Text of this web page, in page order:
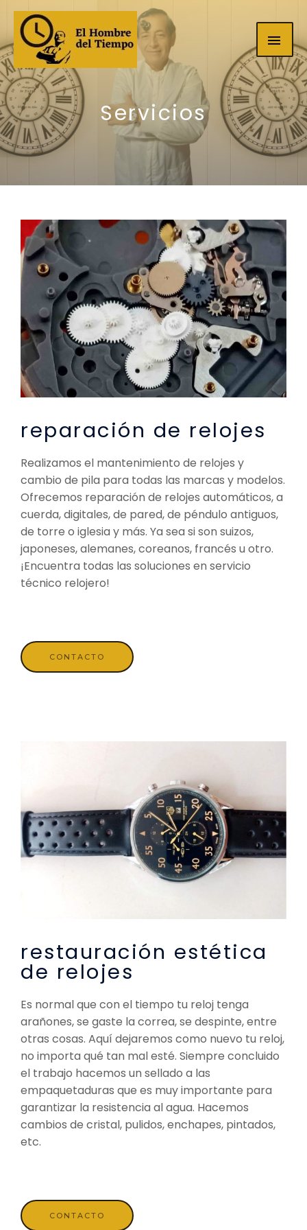
Servicios
reparación de relojes
Realizamos el mantenimiento de relojes y
cambio de pila para todas las marcas y modelos.
Ofrecemos reparación de relojes automáticos, a
cuerda, digitales, de pared, de péndulo antiguos,
de torre o iglesia y más. Ya sea si son suizos,
japoneses, alemanes, coreanos, francés u otro.
¡Encuentra todas las soluciones en servicio
técnico relojero!
CONTACTO
restauración estética
de relojes
Es normal que con el tiempo tu reloj tenga
arañones, se gaste la correa, se despinte, entre
otras cosas. Aquí dejaremos como nuevo tu reloj,
no importa qué tan mal esté. Siempre concluido
el trabajo hacemos un sellado a las
empaquetaduras que es muy importante para
garantizar la resistencia al agua. Hacemos
cambios de cristal, pulidos, enchapes, pintados,
etc.
CONTACTO